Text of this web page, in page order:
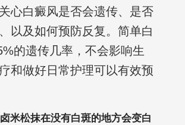
心白癜风是否会遗传、是否
以及如何预防反复。简单白
的遗传几率，不会影响生
和做好日常护理可以有效预
米松抹在没有白斑的地方会变白